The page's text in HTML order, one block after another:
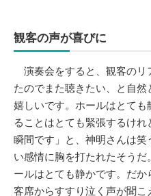
観客の声が喜びに
演奏会をすると、観客のリ
たのでまた聴きたい、と自然
嬉しいです。ホールはとて
ることはとても緊張するけ
瞬間です」と、神明さんは
い感情に胸を打たれたそう
ールはとても静かです。だ
客席からすすり泣く声が聞